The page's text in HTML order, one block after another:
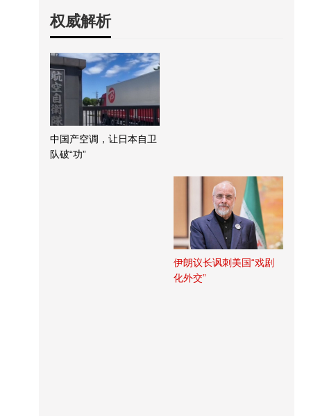
权威解析
中国产空调，让日本自卫
队破“功”
伊朗议长讽刺美国“戏剧
化外交”